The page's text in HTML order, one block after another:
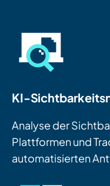
KI-
Analyse der
Plattformen und
automatisierten